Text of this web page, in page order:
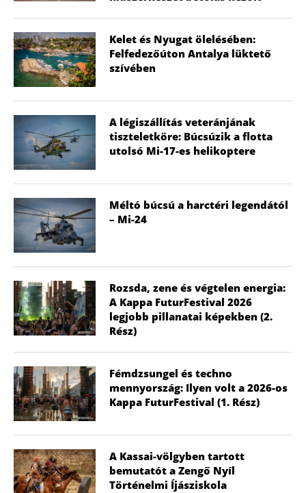
Kelet és Nyugat ölelésében:
Felfedezőúton Antalya lüktető
szívében
A légiszállítás veteránjának
tiszteletköre: Búcsúzik a flotta
utolsó Mi-17-es helikoptere
Méltó búcsú a harctéri legendától
– Mi-24
Rozsda, zene és végtelen energia:
A Kappa FuturFestival 2026
legjobb pillanatai képekben (2.
Rész)
Fémdzsungel és techno
mennyország: Ilyen volt a 2026-os
Kappa FuturFestival (1. Rész)
A Kassai-völgyben tartott
bemutatót a Zengő Nyíl
Történelmi Íjásziskola